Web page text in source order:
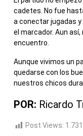
cadetes. No fue
a conectar jugadas y
el marcador. Aun
encuentro.
Aunque vivimos un
quedarse con los
nuestros chicos
POR: Ricardo
Post Views: 1.731